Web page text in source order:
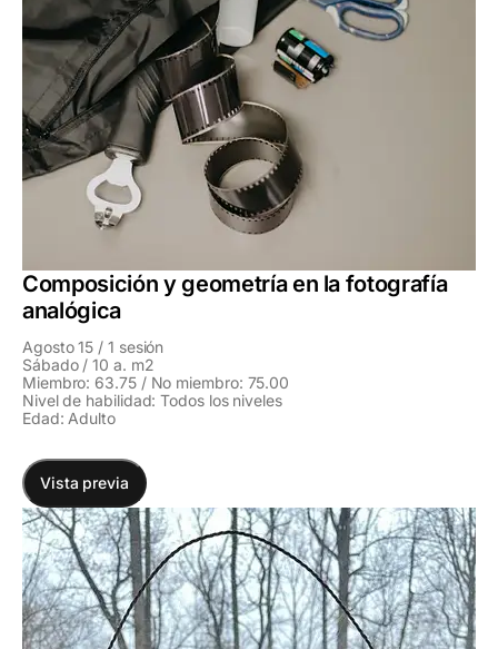
Composición y geometría en la fotografía
analógica
Agosto 15 / 1 sesión
Sábado / 10 a. m2
Miembro: 63.75 / No miembro: 75.00
Nivel de habilidad: Todos los niveles
Edad: Adulto
Vista previa